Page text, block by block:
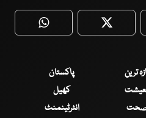
WhatsApp Twitter
ترین
پاکستان
کھیل
انٹرٹینمنٹ